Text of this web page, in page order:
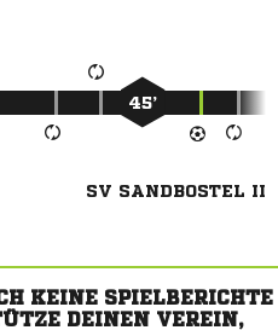
45’
SV SANDBOSTEL II
KEINE SPIELBERICHTE
DEINEN VEREIN,